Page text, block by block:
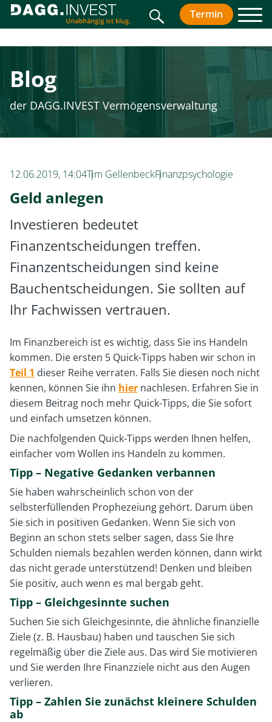
SucheTermin
Blog
der DAGG.INVEST Vermögensverwaltung
12.06.2019, 14:04Tim GellenbeckFinanzpsychologie
Geld anlegen
Investieren bedeutet
Finanzentscheidungen treffen.
Finanzentscheidungen sind keine
Bauchentscheidungen. Sie sollten auf
Ihr Fachwissen vertrauen.
Im Finanzbereich ist es wichtig, dass Sie ins Handeln
kommen. Die ersten 5 Quick-Tipps haben wir schon in
Teil 1 dieser Reihe verraten. Falls Sie diesen noch nicht
kennen, können Sie ihn hier nachlesen. Erfahren Sie in
diesem Beitrag noch mehr Quick-Tipps, die Sie sofort
und einfach umsetzen können.
Die nachfolgenden Quick-Tipps werden Ihnen helfen,
einfacher vom Wollen ins Handeln zu kommen.
Tipp – Negative Gedanken verbannen
Sie haben wahrscheinlich schon von der
selbsterfüllenden Prophezeiung gehört. Darum üben
Sie sich in positiven Gedanken. Wenn Sie sich von
Beginn an schon stets selber sagen, dass Sie Ihre
Schulden niemals bezahlen werden können, dann wirkt
das nicht gerade unterstützend! Denken und bleiben
Sie positiv, auch wenn es mal bergab geht.
Tipp – Gleichgesinnte suchen
Suchen Sie sich Gleichgesinnte, die ähnliche finanzielle
Ziele (z. B. Hausbau) haben und tauschen Sie sich
regelmäßig über die Ziele aus. Das wird Sie motivieren
und Sie werden Ihre Finanzziele nicht aus den Augen
verlieren.
Tipp – Zahlen Sie zunächst kleinere Schulden
ab